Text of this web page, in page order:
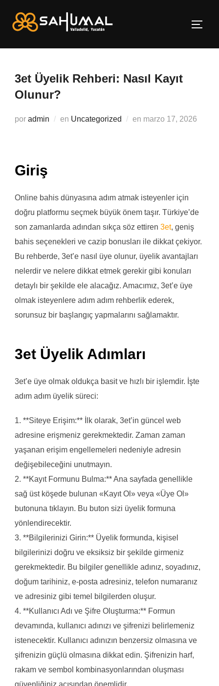
contenido
3et Üyelik Rehberi: Nasıl Kayıt
Olunur?
por admin en Uncategorized en Publicado
marzo 17, 2026
Giriş
Online bahis dünyasına adım atmak isteyenler için
doğru platformu seçmek büyük önem taşır. Türkiye’de
son zamanlarda adından sıkça söz ettiren 3et, geniş
bahis seçenekleri ve cazip bonusları ile dikkat çekiyor.
Bu rehberde, 3et’e nasıl üye olunur, üyelik avantajları
nelerdir ve nelere dikkat etmek gerekir gibi konuları
detaylı bir şekilde ele alacağız. Amacımız, 3et’e üye
olmak isteyenlere adım adım rehberlik ederek,
sorunsuz bir başlangıç yapmalarını sağlamaktır.
3et Üyelik Adımları
3et’e üye olmak oldukça basit ve hızlı bir işlemdir. İşte
adım adım üyelik süreci:
1. **Siteye Erişim:** İlk olarak, 3et’in güncel web
adresine erişmeniz gerekmektedir. Zaman zaman
yaşanan erişim engellemeleri nedeniyle adresin
değişebileceğini unutmayın.
2. **Kayıt Formunu Bulma:** Ana sayfada genellikle
sağ üst köşede bulunan «Kayıt Ol» veya «Üye Ol»
butonuna tıklayın. Bu buton sizi üyelik formuna
yönlendirecektir.
3. **Bilgilerinizi Girin:** Üyelik formunda, kişisel
bilgilerinizi doğru ve eksiksiz bir şekilde girmeniz
gerekmektedir. Bu bilgiler genellikle adınız, soyadınız,
doğum tarihiniz, e-posta adresiniz, telefon numaranız
ve adresiniz gibi temel bilgilerden oluşur.
4. **Kullanıcı Adı ve Şifre Oluşturma:** Formun
devamında, kullanıcı adınızı ve şifrenizi belirlemeniz
istenecektir. Kullanıcı adınızın benzersiz olmasına ve
şifrenizin güçlü olmasına dikkat edin. Şifrenizin harf,
rakam ve sembol kombinasyonlarından oluşması
güvenliğiniz açısından önemlidir.